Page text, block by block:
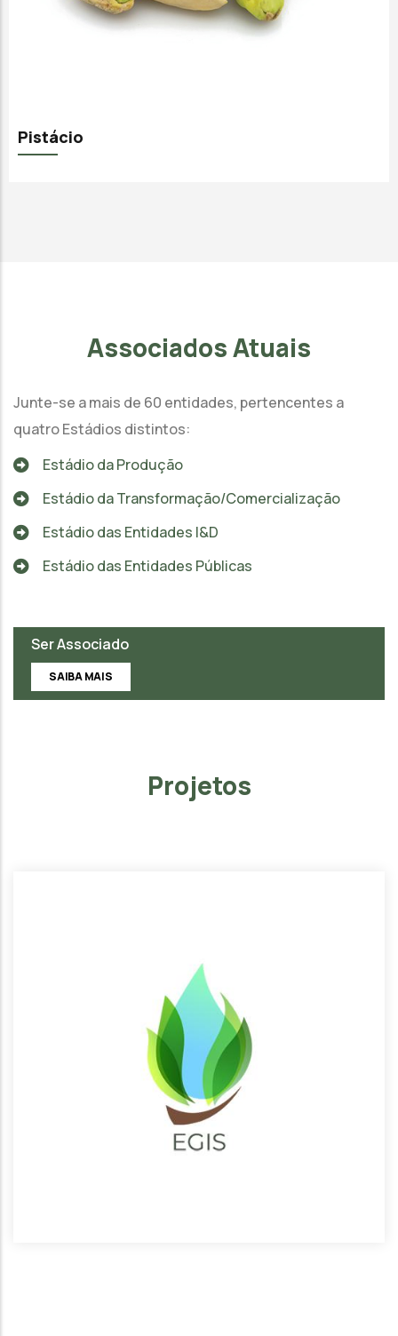
Pistácio
Associados Atuais
Junte-se a mais de 60 entidades, pertencentes a
quatro Estádios distintos:
Estádio da Produção
Estádio da Transformação/Comercialização
Estádio das Entidades I&D
Estádio das Entidades Públicas
Ser Associado
SAIBA MAIS
Projetos